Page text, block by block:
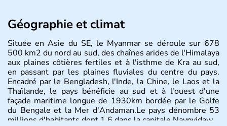
Géographie et climat
Située en Asie du SE, le Myanmar se déroule sur 678
500 km2 du nord au sud, des chaînes arides de l'Himalaya
aux plaines côtières fertiles et à l'isthme de Kra au sud,
en passant par les plaines fluviales du centre du pays.
Encadré par le Bengladesh, l'Inde, la Chine, le Laos et la
Thaïlande, le pays bénéficie au sud et à l'ouest d'une
façade maritime longue de 1930km bordée par le Golfe
du Bengale et la Mer d'Andaman.Le pays dénombre 53
millions d'habitants dont 1,6 dans la capitale Naypyidaw.